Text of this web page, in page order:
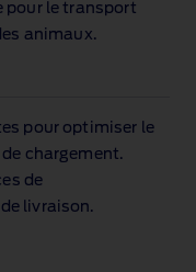
pour le transport
animaux.
pour optimiser le
chargement.
de
livraison.